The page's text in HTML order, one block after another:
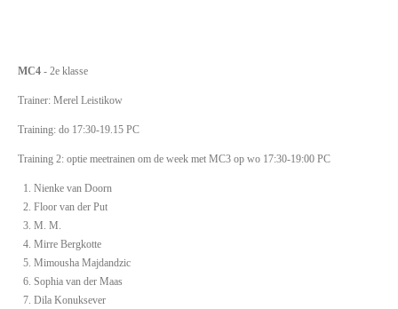
MC4 - 2e klasse
Trainer: Merel Leistikow
Training: do 17:30-19.15 PC
Training 2: optie meetrainen om de week met MC3 op wo 17:30-19:00 PC
Nienke van Doorn
Floor van der Put
M. M.
Mirre Bergkotte
Mimousha Majdandzic
Sophia van der Maas
Dila Konuksever